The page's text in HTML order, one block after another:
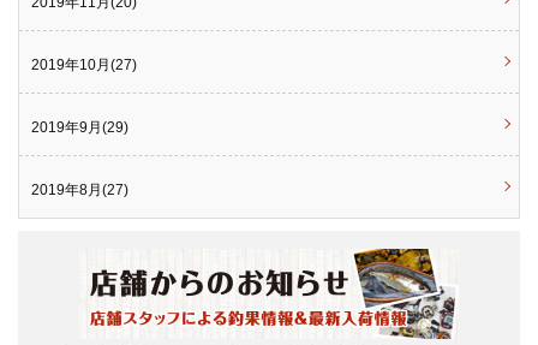
2019年10月(27)
2019年9月(29)
2019年8月(27)